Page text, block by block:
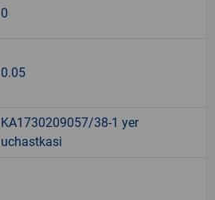
0
0.05
KA1730209057/38-1 yer
uchastkasi